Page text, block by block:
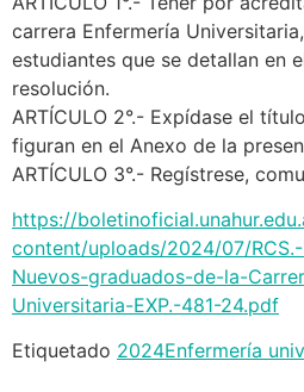
carrera Enfermería
estudiantes que se detallan en
resolución.
ARTÍCULO 2°.- Expídase el
figuran en el Anexo de la
ARTÍCULO 3°.- Regístrese,
https://
content/uploads/2024/07/
Nuevos-graduados-de-la-
Universitaria-EXP.-481-24.pdf
Etiquetado 2024Enfermería